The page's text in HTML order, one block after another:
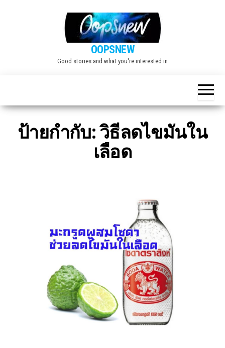
OOPSNEW
Good stories and what you're interested in
ป้ายกำกับ:วิธีลดไขมันใน
เลือด